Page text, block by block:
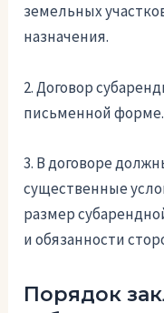
земельных
назначения.
2. Договор
письменной форме.
3. В договоре
существенные
размер
и обязанности
Порядок